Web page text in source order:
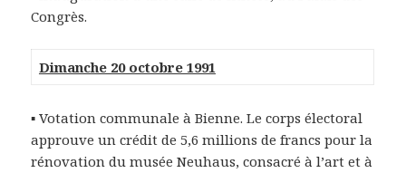
Congrès.
Dimanche 20 octobre 1991
▪ Votation communale à Bienne. Le corps électoral
approuve un crédit de 5,6 millions de francs pour la
rénovation du musée Neuhaus, consacré à l’art et à